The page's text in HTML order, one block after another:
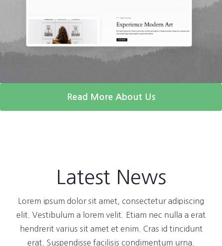
Read More About Us
Latest News
Lorem ipsum dolor sit amet, consectetur adipiscing
elit. Vestibulum a lorem velit. Etiam nec nulla a erat
hendrerit varius sit amet et enim. Cras id tincidunt
erat. Suspendisse facilisis condimentum urna.